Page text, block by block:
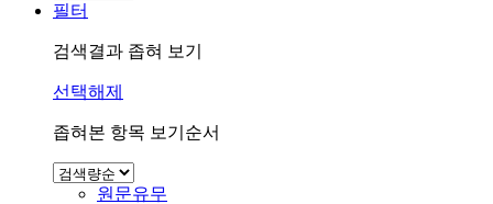
필터
검색결과 좁혀 보기
선택해제
좁혀본 항목 보기순서
원문유무